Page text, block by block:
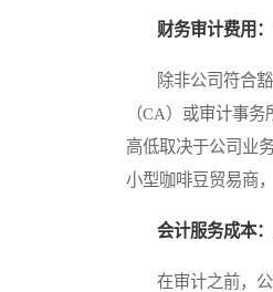
财务审计费用
除非公司符合豁
（CA）或审计事
高低取决于公司业
小型咖啡豆贸易商
会计服务成本
在审计之前，公